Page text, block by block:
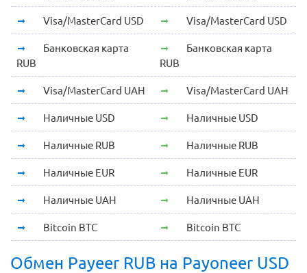
Visa/MasterCard USD Visa/MasterCard USD
Банковская карта
RUB
Банковская карта
RUB
Visa/MasterCard UAH Visa/MasterCard UAH
Наличные USD Наличные USD
Наличные RUB Наличные RUB
Наличные EUR Наличные EUR
Наличные UAH Наличные UAH
Bitcoin BTC Bitcoin BTC
Обмен Payeer RUB на Payoneer USD